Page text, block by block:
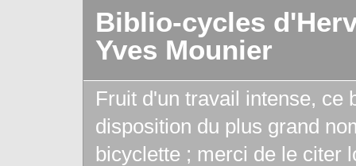
Biblio-cycles
Yves Mounier
Fruit d'un travail intense, ce
disposition du plus grand
bicyclette ; merci de le citer